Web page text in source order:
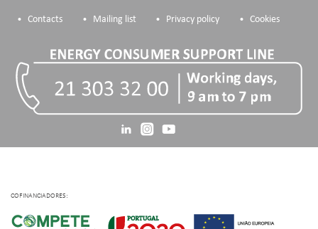
Contacts Mailing list Privacy policy Cookies
COFINANCIADORES: